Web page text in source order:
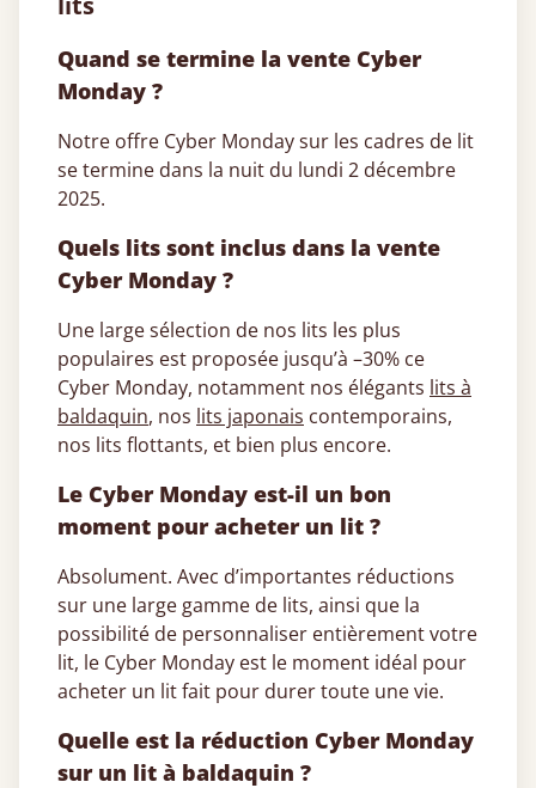
Quand se termine la vente Cyber
Monday ?
Notre offre Cyber Monday sur les cadres de lit
se termine dans la nuit du lundi 2 décembre
2025.
Quels lits sont inclus dans la vente
Cyber Monday ?
Une large sélection de nos lits les plus
populaires est proposée jusqu’à –30% ce
Cyber Monday, notamment nos élégants lits à
baldaquin, nos lits japonais contemporains,
nos lits flottants, et bien plus encore.
Le Cyber Monday est-il un bon
moment pour acheter un lit ?
Absolument. Avec d’importantes réductions
sur une large gamme de lits, ainsi que la
possibilité de personnaliser entièrement votre
lit, le Cyber Monday est le moment idéal pour
acheter un lit fait pour durer toute une vie.
Quelle est la réduction Cyber Monday
sur un lit à baldaquin ?